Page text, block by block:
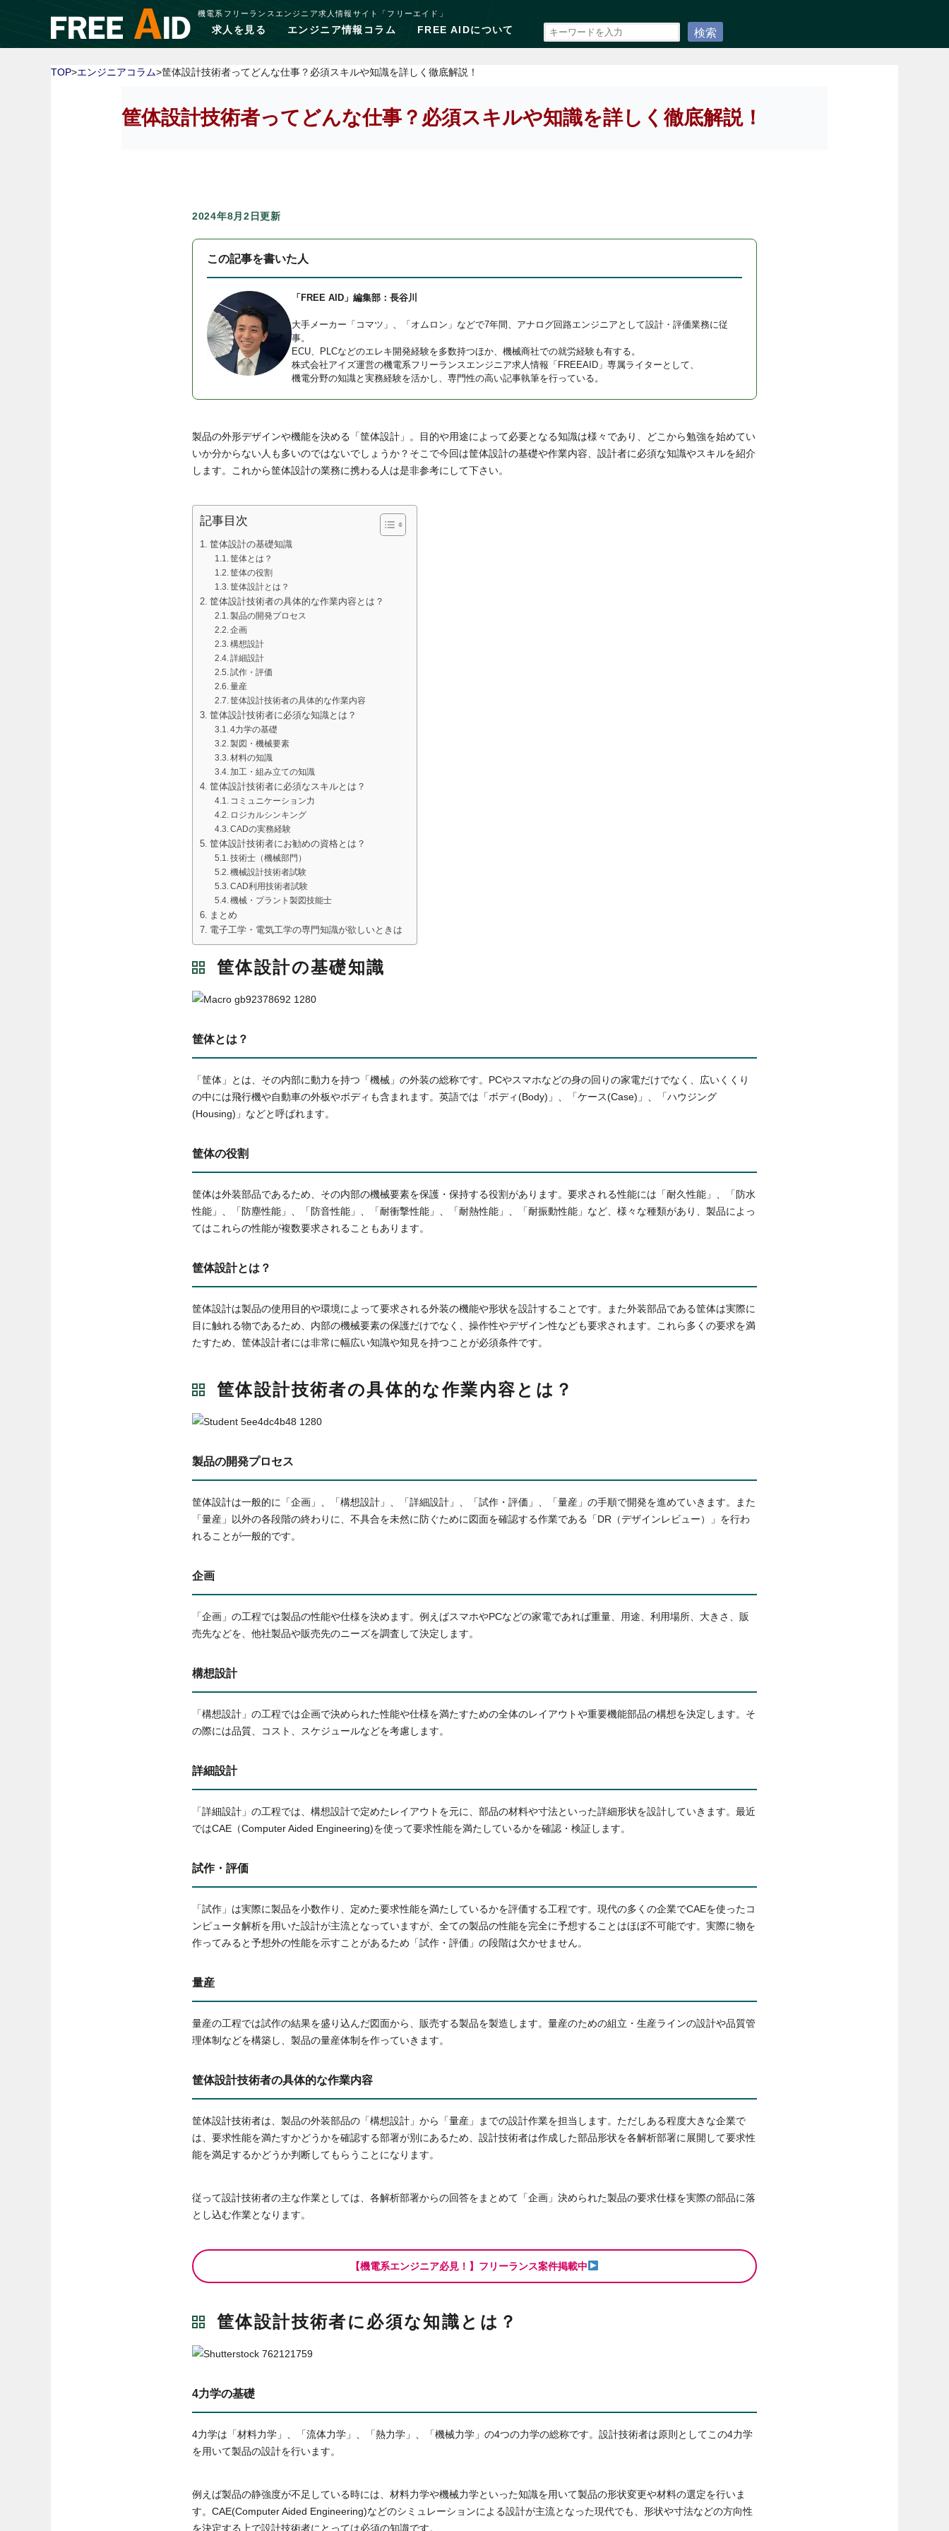
機電系フリーランスエンジニア求人情報サイト「フリーエイド」
求人を見る エンジニア情報コラム FREE AIDについて 検索
TOP>エンジニアコラム>筐体設計技術者ってどんな仕事？必須スキルや知識を詳しく徹底解説！
筐体設計技術者ってどんな仕事？必須スキルや知識を詳しく徹底解説！
2024年8月2日更新
この記事を書いた人
「FREE AID」編集部：長谷川
大手メーカー「コマツ」、「オムロン」などで7年間、アナログ回路エンジニアとして設計・評価業務に従
事。
ECU、PLCなどのエレキ開発経験を多数持つほか、機械商社での就労経験も有する。
株式会社アイズ運営の機電系フリーランスエンジニア求人情報「FREEAID」専属ライターとして、
機電分野の知識と実務経験を活かし、専門性の高い記事執筆を行っている。
製品の外形デザインや機能を決める「筐体設計」。目的や用途によって必要となる知識は様々であり、どこから勉強を始めてい
いか分からない人も多いのではないでしょうか？そこで今回は筐体設計の基礎や作業内容、設計者に必須な知識やスキルを紹介
します。これから筐体設計の業務に携わる人は是非参考にして下さい。
記事目次
筐体設計の基礎知識
筐体とは？
筐体の役割
筐体設計とは？
筐体設計技術者の具体的な作業内容とは？
製品の開発プロセス
企画
構想設計
詳細設計
試作・評価
量産
筐体設計技術者の具体的な作業内容
筐体設計技術者に必須な知識とは？
4力学の基礎
製図・機械要素
材料の知識
加工・組み立ての知識
筐体設計技術者に必須なスキルとは？
コミュニケーション力
ロジカルシンキング
CADの実務経験
筐体設計技術者にお勧めの資格とは？
技術士（機械部門）
機械設計技術者試験
CAD利用技術者試験
機械・プラント製図技能士
まとめ
電子工学・電気工学の専門知識が欲しいときは
筐体設計の基礎知識
筐体とは？
「筐体」とは、その内部に動力を持つ「機械」の外装の総称です。PCやスマホなどの身の回りの家電だけでなく、広いくくり
の中には飛行機や自動車の外板やボディも含まれます。英語では「ボディ(Body)」、「ケース(Case)」、「ハウジング
(Housing)」などと呼ばれます。
筐体の役割
筐体は外装部品であるため、その内部の機械要素を保護・保持する役割があります。要求される性能には「耐久性能」、「防水
性能」、「防塵性能」、「防音性能」、「耐衝撃性能」、「耐熱性能」、「耐振動性能」など、様々な種類があり、製品によっ
てはこれらの性能が複数要求されることもあります。
筐体設計とは？
筐体設計は製品の使用目的や環境によって要求される外装の機能や形状を設計することです。また外装部品である筐体は実際に
目に触れる物であるため、内部の機械要素の保護だけでなく、操作性やデザイン性なども要求されます。これら多くの要求を満
たすため、筐体設計者には非常に幅広い知識や知見を持つことが必須条件です。
筐体設計技術者の具体的な作業内容とは？
製品の開発プロセス
筐体設計は一般的に「企画」、「構想設計」、「詳細設計」、「試作・評価」、「量産」の手順で開発を進めていきます。また
「量産」以外の各段階の終わりに、不具合を未然に防ぐために図面を確認する作業である「DR（デザインレビュー）」を行わ
れることが一般的です。
企画
「企画」の工程では製品の性能や仕様を決めます。例えばスマホやPCなどの家電であれば重量、用途、利用場所、大きさ、販
売先などを、他社製品や販売先のニーズを調査して決定します。
構想設計
「構想設計」の工程では企画で決められた性能や仕様を満たすための全体のレイアウトや重要機能部品の構想を決定します。そ
の際には品質、コスト、スケジュールなどを考慮します。
詳細設計
「詳細設計」の工程では、構想設計で定めたレイアウトを元に、部品の材料や寸法といった詳細形状を設計していきます。最近
ではCAE（Computer Aided Engineering)を使って要求性能を満たしているかを確認・検証します。
試作・評価
「試作」は実際に製品を小数作り、定めた要求性能を満たしているかを評価する工程です。現代の多くの企業でCAEを使ったコ
ンピュータ解析を用いた設計が主流となっていますが、全ての製品の性能を完全に予想することはほぼ不可能です。実際に物を
作ってみると予想外の性能を示すことがあるため「試作・評価」の段階は欠かせません。
量産
量産の工程では試作の結果を盛り込んだ図面から、販売する製品を製造します。量産のための組立・生産ラインの設計や品質管
理体制などを構築し、製品の量産体制を作っていきます。
筐体設計技術者の具体的な作業内容
筐体設計技術者は、製品の外装部品の「構想設計」から「量産」までの設計作業を担当します。ただしある程度大きな企業で
は、要求性能を満たすかどうかを確認する部署が別にあるため、設計技術者は作成した部品形状を各解析部署に展開して要求性
能を満足するかどうか判断してもらうことになります。
従って設計技術者の主な作業としては、各解析部署からの回答をまとめて「企画」決められた製品の要求仕様を実際の部品に落
とし込む作業となります。
【機電系エンジニア必見！】フリーランス案件掲載中
筐体設計技術者に必須な知識とは？
4力学の基礎
4力学は「材料力学」、「流体力学」、「熱力学」、「機械力学」の4つの力学の総称です。設計技術者は原則としてこの4力学
を用いて製品の設計を行います。
例えば製品の静強度が不足している時には、材料力学や機械力学といった知識を用いて製品の形状変更や材料の選定を行いま
す。CAE(Computer Aided Engineering)などのシミュレーションによる設計が主流となった現代でも、形状や寸法などの方向性
を決定する上で設計技術者にとっては必須の知識です。